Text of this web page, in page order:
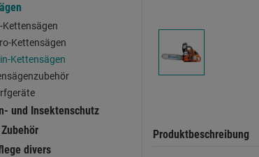
Kettensägen
Kettensägen
Kettensägen
und Insektenschutz
divers
Produktbeschreibung